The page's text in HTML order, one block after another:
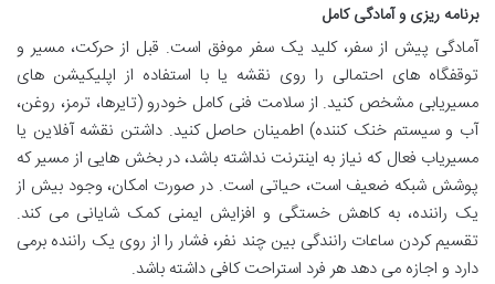
برنامه ریزی و آمادگی کامل
آمادگی پیش از سفر، کلید یک سفر موفق است. قبل از حرکت، مسیر و
توقفگاه های احتمالی را روی نقشه یا با استفاده از اپلیکیشن های
مسیریابی مشخص کنید. از سلامت فنی کامل خودرو (تایرها، ترمز، روغن،
آب و سیستم خنک کننده) اطمینان حاصل کنید. داشتن نقشه آفلاین یا
مسیریاب فعال که نیاز به اینترنت نداشته باشد، در بخش هایی از مسیر که
پوشش شبکه ضعیف است، حیاتی است. در صورت امکان، وجود بیش از
یک راننده، به کاهش خستگی و افزایش ایمنی کمک شایانی می کند.
تقسیم کردن ساعات رانندگی بین چند نفر، فشار را از روی یک راننده برمی
دارد و اجازه می دهد هر فرد استراحت کافی داشته باشد.